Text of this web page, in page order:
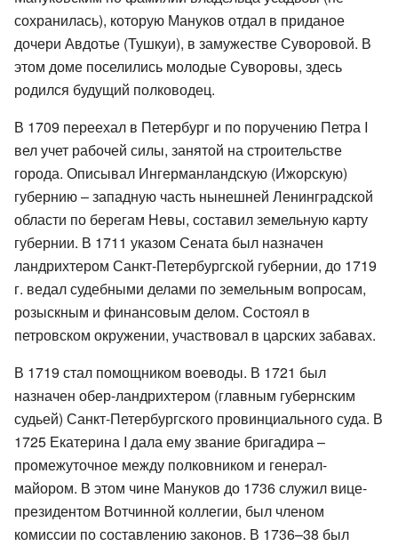
сохранилась), которую Мануков отдал в приданое
дочери Авдотье (Тушкуи), в замужестве Суворовой. В
этом доме поселились молодые Суворовы, здесь
родился будущий полководец.
В 1709 переехал в Петербург и по поручению Петра I
вел учет рабочей силы, занятой на строительстве
города. Описывал Ингерманландскую (Ижорскую)
губернию – западную часть нынешней Ленинградской
области по берегам Невы, составил земельную карту
губернии. В 1711 указом Сената был назначен
ландрихтером Санкт-Петербургской губернии, до 1719
г. ведал судебными делами по земельным вопросам,
розыскным и финансовым делом. Состоял в
петровском окружении, участвовал в царских забавах.
В 1719 стал помощником воеводы. В 1721 был
назначен обер-ландрихтером (главным губернским
судьей) Санкт-Петербургского провинциального суда. В
1725 Екатерина I дала ему звание бригадира –
промежуточное между полковником и генерал-
майором. В этом чине Мануков до 1736 служил вице-
президентом Вотчинной коллегии, был членом
комиссии по составлению законов. В 1736–38 был